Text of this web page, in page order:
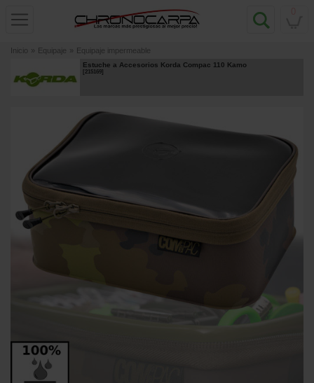
Inicio » Equipaje » Equipaje impermeable
Estuche a Accesorios Korda Compac 110 Kamo
[215169]